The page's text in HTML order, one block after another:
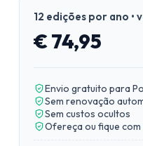
12 edições por ano •
€ 74,95
Envio gratuito para
Sem renovação
Sem custos ocultos
Ofereça ou fique com